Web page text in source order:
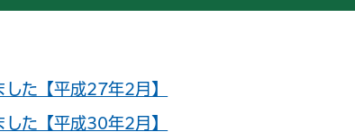
た【平成27年2月】
た【平成30年2月】